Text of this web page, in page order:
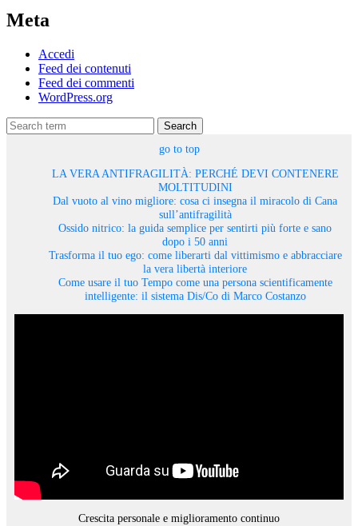
Meta
Accedi
Feed dei contenuti
Feed dei commenti
WordPress.org
Search
go to top
LA VERA ANTIFRAGILITÀ: PERCHÉ DEVI CONTENERE
MOLTITUDINI
Dal vuoto al vino migliore: cosa ci insegna il miracolo di Cana
sull’antifragilità
Ossido nitrico: la guida semplice per sentirti più forte e sano
dopo i 50 anni
Trasforma il tuo ego: come liberarti dal vittimismo e abbracciare
la vera libertà interiore
Come usare il tuo Tempo come una persona scientificamente
intelligente: il sistema Dis/Co di Marco Costanzo
Crescita personale e miglioramento continuo